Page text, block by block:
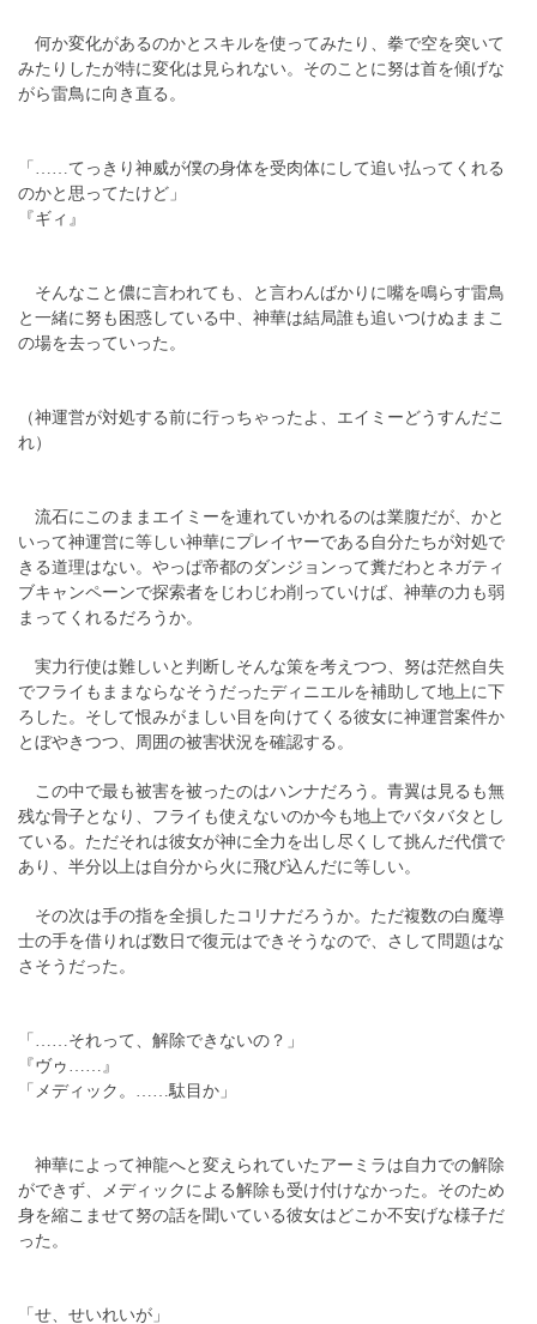
何か変化があるのかとスキルを使ってみたり、拳で空を突いて
みたりしたが特に変化は見られない。そのことに努は首を傾げな
がら雷鳥に向き直る。
「……てっきり神威が僕の身体を受肉体にして追い払ってくれる
のかと思ってたけど」
『ギィ』
そんなこと儂に言われても、と言わんばかりに嘴を鳴らす雷鳥
と一緒に努も困惑している中、神華は結局誰も追いつけぬままこ
の場を去っていった。
（神運営が対処する前に行っちゃったよ、エイミーどうすんだこ
れ）
流石にこのままエイミーを連れていかれるのは業腹だが、かと
いって神運営に等しい神華にプレイヤーである自分たちが対処で
きる道理はない。やっぱ帝都のダンジョンって糞だわとネガティ
ブキャンペーンで探索者をじわじわ削っていけば、神華の力も弱
まってくれるだろうか。
実力行使は難しいと判断しそんな策を考えつつ、努は茫然自失
でフライもままならなそうだったディニエルを補助して地上に下
ろした。そして恨みがましい目を向けてくる彼女に神運営案件か
とぼやきつつ、周囲の被害状況を確認する。
この中で最も被害を被ったのはハンナだろう。青翼は見るも無
残な骨子となり、フライも使えないのか今も地上でバタバタとし
ている。ただそれは彼女が神に全力を出し尽くして挑んだ代償で
あり、半分以上は自分から火に飛び込んだに等しい。
その次は手の指を全損したコリナだろうか。ただ複数の白魔導
士の手を借りれば数日で復元はできそうなので、さして問題はな
さそうだった。
「……それって、解除できないの？」
『ヴゥ……』
「メディック。……駄目か」
神華によって神龍へと変えられていたアーミラは自力での解除
ができず、メディックによる解除も受け付けなかった。そのため
身を縮こませて努の話を聞いている彼女はどこか不安げな様子だ
った。
「せ、せいれいが」